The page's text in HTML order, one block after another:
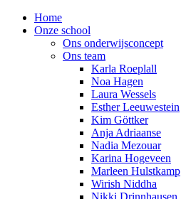
Home
Onze school
Ons onderwijsconcept
Ons team
Karla Roeplall
Noa Hagen
Laura Wessels
Esther Leeuwestein
Kim Göttker
Anja Adriaanse
Nadia Mezouar
Karina Hogeveen
Marleen Hulstkamp
Wirish Niddha
Nikki Drinnhausen